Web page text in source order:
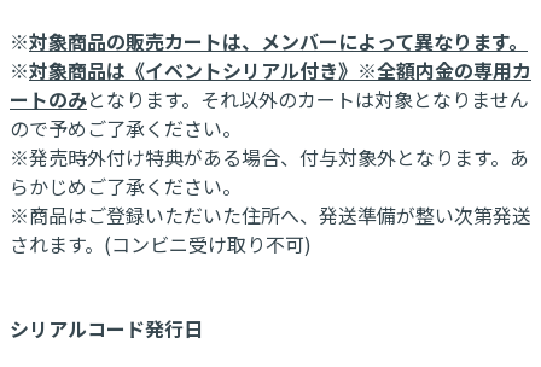
※対象商品の販売カートは、メンバーによって異なります。
※対象商品は《イベントシリアル付き》※全額内金の専用カ
ートのみとなります。それ以外のカートは対象となりません
ので予めご了承ください。
※発売時外付け特典がある場合、付与対象外となります。あ
らかじめご了承ください。
※商品はご登録いただいた住所へ、発送準備が整い次第発送
されます。(コンビニ受け取り不可)
シリアルコード発行日